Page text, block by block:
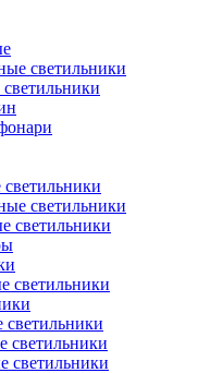
светильники
светильники
светильники
светильники
светильники
светильники